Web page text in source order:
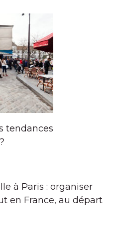
tendances
à Paris : organiser
en France, au départ